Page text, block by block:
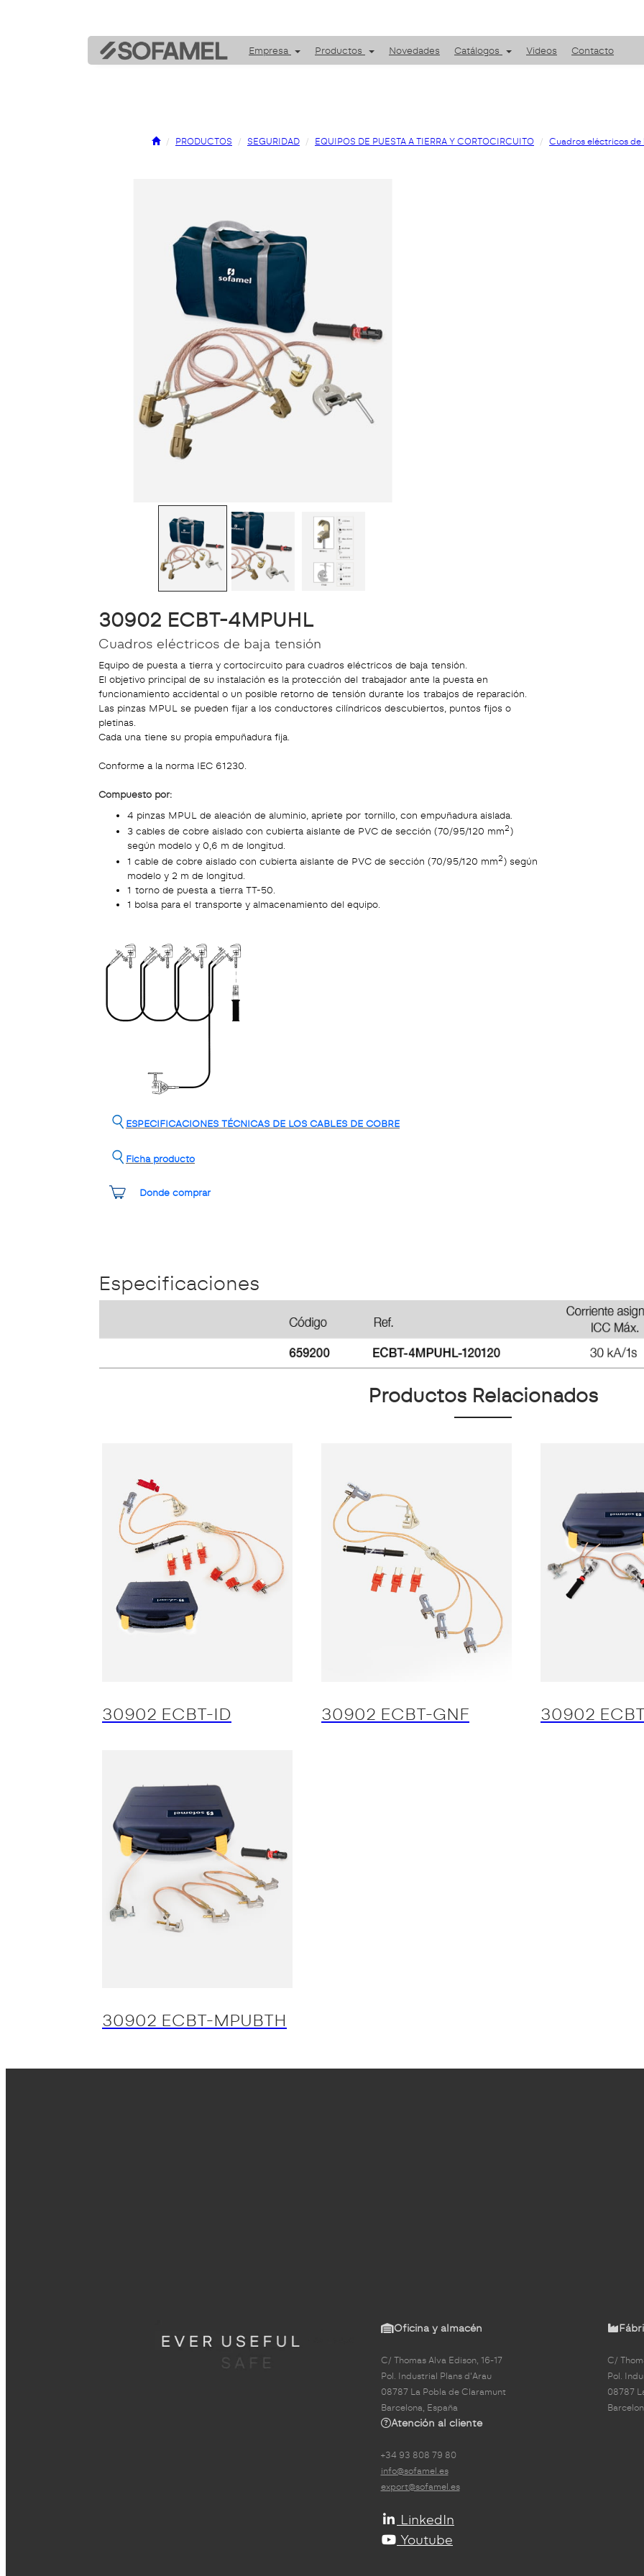
Empresa Productos Novedades Catálogos Videos Contacto
PRODUCTOS SEGURIDAD EQUIPOS DE PUESTA A TIERRA Y CORTOCIRCUITO Cuadros eléctricos de
30902 ECBT-4MPUHL
Cuadros eléctricos de baja tensión
Equipo de puesta a tierra y cortocircuito para cuadros eléctricos de baja tensión.
El objetivo principal de su instalación es la protección del trabajador ante la puesta en
funcionamiento accidental o un posible retorno de tensión durante los trabajos de reparación.
Las pinzas MPUL se pueden fijar a los conductores cilíndricos descubiertos, puntos fijos o
pletinas.
Cada una tiene su propia empuñadura fija.
Conforme a la norma IEC 61230.
Compuesto por:
4 pinzas MPUL de aleación de aluminio, apriete por tornillo, con empuñadura aislada.
3 cables de cobre aislado con cubierta aislante de PVC de sección (70/95/120 mm2)
según modelo y 0,6 m de longitud.
1 cable de cobre aislado con cubierta aislante de PVC de sección (70/95/120 mm2) según
modelo y 2 m de longitud.
1 torno de puesta a tierra TT-50.
1 bolsa para el transporte y almacenamiento del equipo.
Donde comprar
ESPECIFICACIONES TÉCNICAS DE LOS CABLES DE COBRE
Ficha producto
Especificaciones
Productos Relacionados
30902 ECBT-ID 30902 ECBT-GNF 30902
30902 ECBT-MPUBTH
Oficina y almacén
C/ Thomas Alva Edison, 16-17
Pol. Industrial Plans d'Arau
08787 La Pobla de Claramunt
Barcelona, España
C/
Pol.
08787
Atención al cliente
+34 93 808 79 80
info@sofamel.es
export@sofamel.es
LinkedIn
Youtube